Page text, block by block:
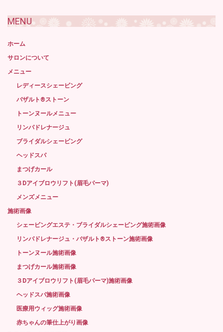
MENU
ホーム
サロンについて
メニュー
レディースシェービング
バザルト®ストーン
トーンヌールメニュー
リンパドレナージュ
ブライダルシェービング
ヘッドスパ
まつげカール
３Dアイブロウリフト(眉毛パーマ)
メンズメニュー
施術画像
シェービングエステ・ブライダルシェービング施術画像
リンパドレナージュ・バザルト®ストーン施術画像
トーンヌール施術画像
まつげカール施術画像
３Dアイブロウリフト(眉毛パーマ)施術画像
ヘッドスパ施術画像
医療用ウィッグ施術画像
赤ちゃんの筆仕上がり画像